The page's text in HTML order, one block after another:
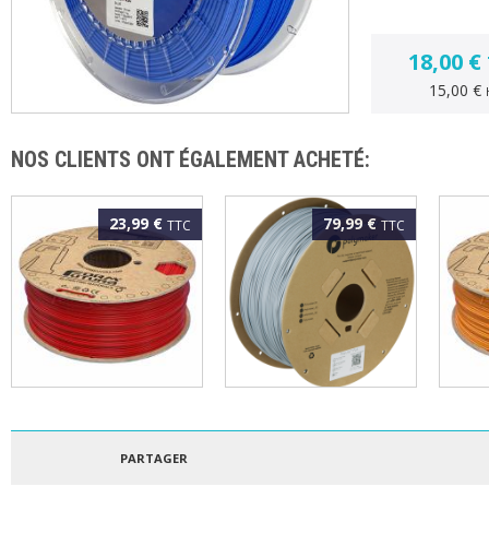
18,00 €
15,00 €
NOS CLIENTS ONT ÉGALEMENT ACHETÉ:
23,99 € TTC
EASYFIL 1.75MM
79,99 €TTC
POLYLITE 1.75MM
PARTAGER